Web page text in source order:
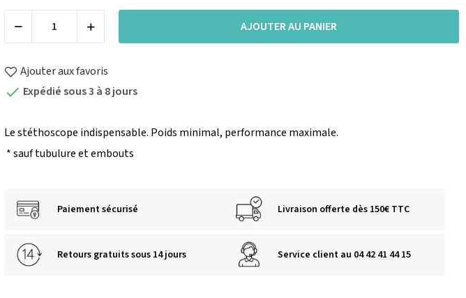
AJOUTER AU PANIER
Ajouter aux favoris
 Expédié sous 3 à 8 jours
Le stéthoscope indispensable. Poids minimal, performance maximale.
* sauf tubulure et embouts
Paiement sécurisé Livraison offerte dès 150€ TTC
Retours gratuits sous 14 jours Service client au 04 42 41 44 15